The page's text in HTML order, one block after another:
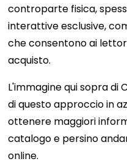
controparte fisica,
interattive esclusive,
che consentono ai
acquisto.
L'immagine qui sopra di
di questo approccio in
ottenere maggiori
catalogo e persino
online.